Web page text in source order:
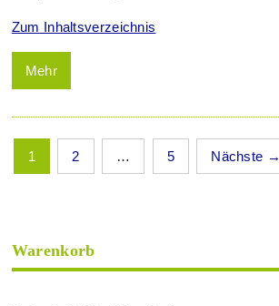
Zum Inhaltsverzeichnis
Mehr
1 2 … 5 Nächste →
Warenkorb